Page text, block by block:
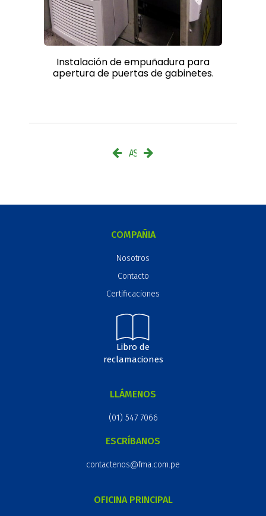
Instalación de empuñadura para
apertura de puertas de gabinetes.
Anterior Siguiente
COMPAÑIA
Nosotros
Contacto
Certificaciones
Libro de
reclamaciones
LLÁMENOS
(01) 547 7066
ESCRÍBANOS
contactenos@fma.com.pe
OFICINA PRINCIPAL